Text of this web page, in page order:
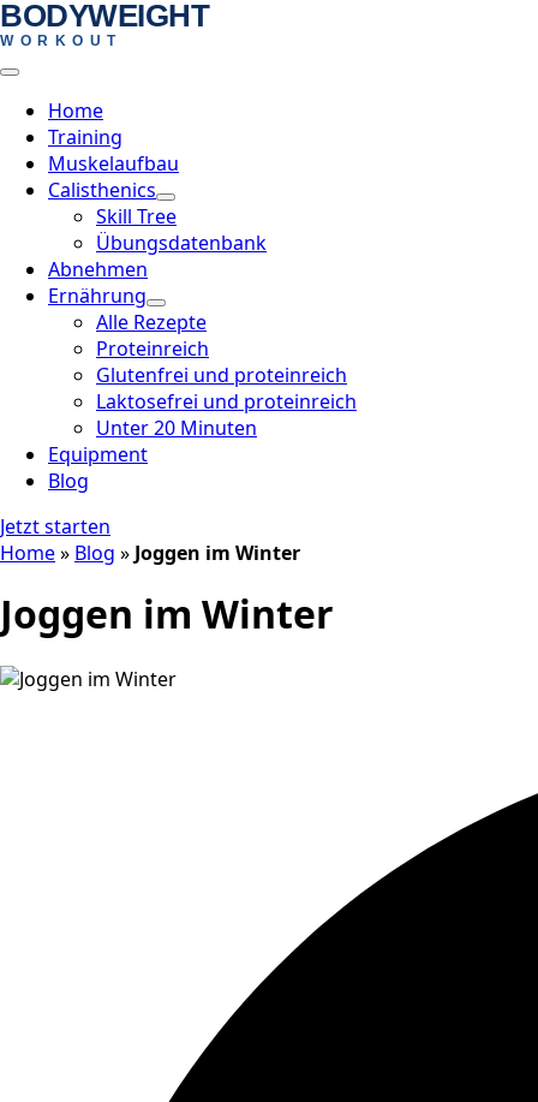
Skip
to
main
content
BODYWEIGHT
WORKOUT
Home
Training
Muskelaufbau
Calisthenics
Skill Tree
Übungsdatenbank
Abnehmen
Ernährung
Alle Rezepte
Proteinreich
Glutenfrei und proteinreich
Laktosefrei und proteinreich
Unter 20 Minuten
Equipment
Blog
Jetzt starten
Home» Blog » Joggen im Winter
Joggen im Winter